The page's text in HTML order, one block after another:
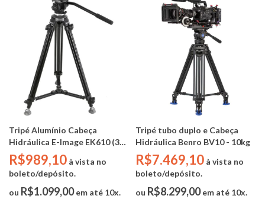
Tripé Alumínio Cabeça
Hidráulica E-Image EK610 (3kg
/ alt. min 71cm - alt. max
161cm)
R$989,10 à vista no
boleto/depósito.
ou R$1.099,00em até 10x.
Tripé tubo duplo e Cabeça
Hidráulica Benro BV10 - 10kg
R$7.469,10 à vista no
boleto/depósito.
ou R$8.299,00em até 10x.